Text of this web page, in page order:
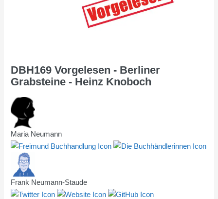
DBH169 Vorgelesen - Berliner
Grabsteine - Heinz Knoboch
Maria Neumann
Frank Neumann-Staude